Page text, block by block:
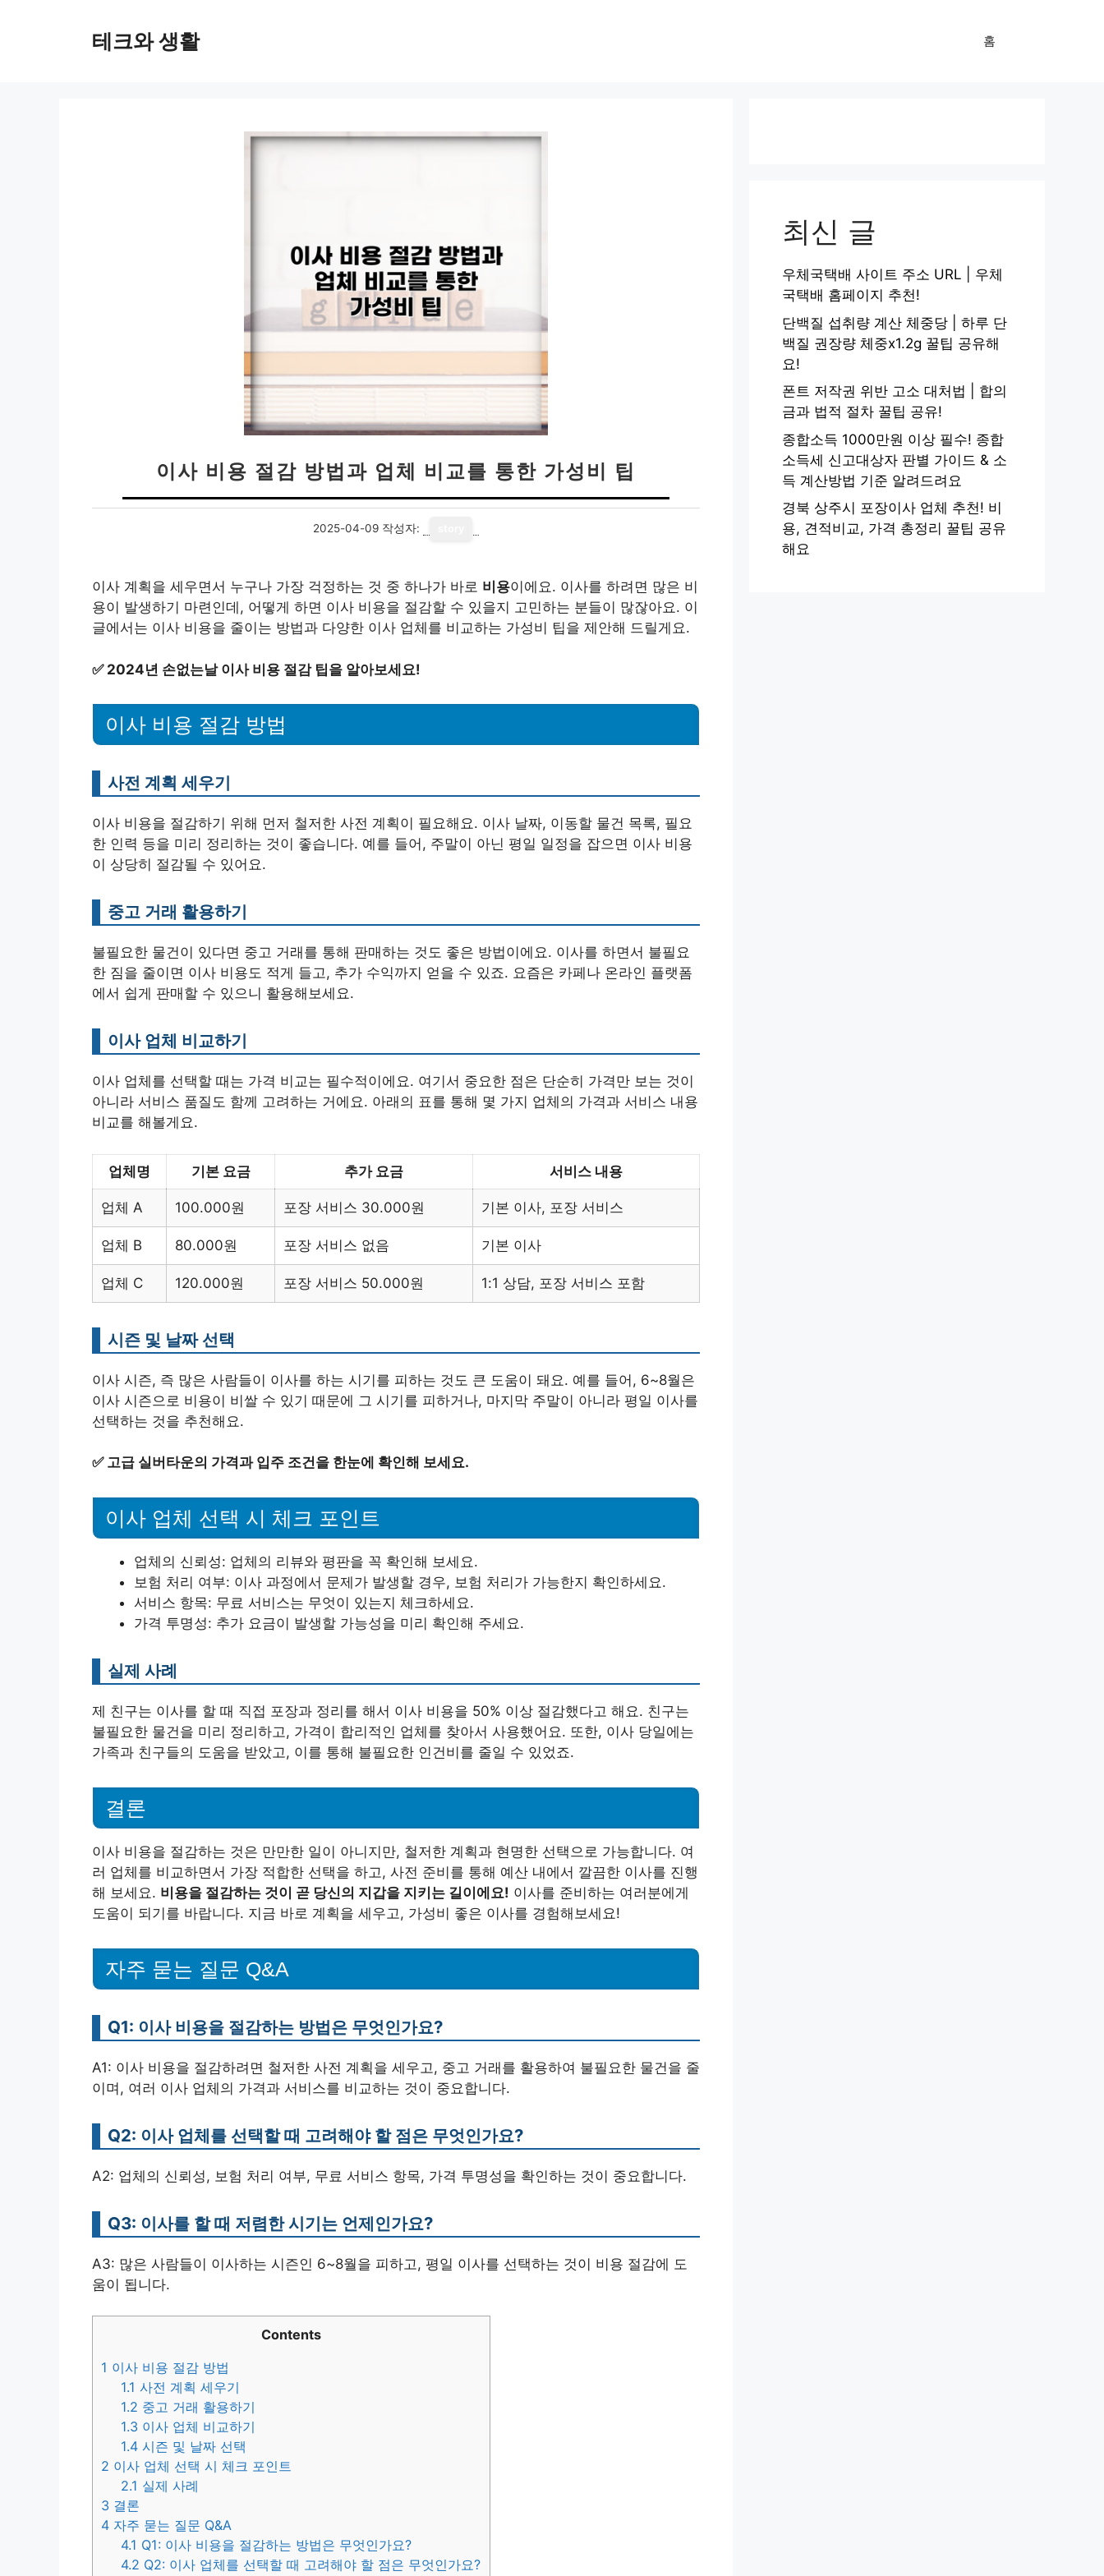
테크와 생활 홈
이사 비용 절감 방법과 업체 비교를 통한 가성비 팁
2025-04-09 작성자:
이사 계획을 세우면서 누구나 가장 걱정하는 것 중 하나가 바로 비용이에요. 이사를 하려면 많은 비
용이 발생하기 마련인데, 어떻게 하면 이사 비용을 절감할 수 있을지 고민하는 분들이 많잖아요. 이
글에서는 이사 비용을 줄이는 방법과 다양한 이사 업체를 비교하는 가성비 팁을 제안해 드릴게요.
✅ 2024년 손없는날 이사 비용 절감 팁을 알아보세요!
이사 비용 절감 방법
사전 계획 세우기
이사 비용을 절감하기 위해 먼저 철저한 사전 계획이 필요해요. 이사 날짜, 이동할 물건 목록, 필요
한 인력 등을 미리 정리하는 것이 좋습니다. 예를 들어, 주말이 아닌 평일 일정을 잡으면 이사 비용
이 상당히 절감될 수 있어요.
중고 거래 활용하기
불필요한 물건이 있다면 중고 거래를 통해 판매하는 것도 좋은 방법이에요. 이사를 하면서 불필요
한 짐을 줄이면 이사 비용도 적게 들고, 추가 수익까지 얻을 수 있죠. 요즘은 카페나 온라인 플랫폼
에서 쉽게 판매할 수 있으니 활용해보세요.
이사 업체 비교하기
이사 업체를 선택할 때는 가격 비교는 필수적이에요. 여기서 중요한 점은 단순히 가격만 보는 것이
아니라 서비스 품질도 함께 고려하는 거에요. 아래의 표를 통해 몇 가지 업체의 가격과 서비스 내용
비교를 해볼게요.
업체명 기본 요금 추가 요금 서비스 내용
업체 A 100.000원 포장 서비스 30.000원 기본 이사, 포장 서비스
업체 B 80.000원 포장 서비스 없음 기본 이사
업체 C 120.000원 포장 서비스 50.000원 1:1 상담, 포장 서비스 포함
시즌 및 날짜 선택
이사 시즌, 즉 많은 사람들이 이사를 하는 시기를 피하는 것도 큰 도움이 돼요. 예를 들어, 6~8월은
이사 시즌으로 비용이 비쌀 수 있기 때문에 그 시기를 피하거나, 마지막 주말이 아니라 평일 이사를
선택하는 것을 추천해요.
✅ 고급 실버타운의 가격과 입주 조건을 한눈에 확인해 보세요.
이사 업체 선택 시 체크 포인트
업체의 신뢰성: 업체의 리뷰와 평판을 꼭 확인해 보세요.
보험 처리 여부: 이사 과정에서 문제가 발생할 경우, 보험 처리가 가능한지 확인하세요.
서비스 항목: 무료 서비스는 무엇이 있는지 체크하세요.
가격 투명성: 추가 요금이 발생할 가능성을 미리 확인해 주세요.
실제 사례
제 친구는 이사를 할 때 직접 포장과 정리를 해서 이사 비용을 50% 이상 절감했다고 해요. 친구는
불필요한 물건을 미리 정리하고, 가격이 합리적인 업체를 찾아서 사용했어요. 또한, 이사 당일에는
가족과 친구들의 도움을 받았고, 이를 통해 불필요한 인건비를 줄일 수 있었죠.
결론
이사 비용을 절감하는 것은 만만한 일이 아니지만, 철저한 계획과 현명한 선택으로 가능합니다. 여
러 업체를 비교하면서 가장 적합한 선택을 하고, 사전 준비를 통해 예산 내에서 깔끔한 이사를 진행
해 보세요. 비용을 절감하는 것이 곧 당신의 지갑을 지키는 길이에요! 이사를 준비하는 여러분에게
도움이 되기를 바랍니다. 지금 바로 계획을 세우고, 가성비 좋은 이사를 경험해보세요!
자주 묻는 질문 Q&A
Q1: 이사 비용을 절감하는 방법은 무엇인가요?
A1: 이사 비용을 절감하려면 철저한 사전 계획을 세우고, 중고 거래를 활용하여 불필요한 물건을 줄
이며, 여러 이사 업체의 가격과 서비스를 비교하는 것이 중요합니다.
Q2: 이사 업체를 선택할 때 고려해야 할 점은 무엇인가요?
A2: 업체의 신뢰성, 보험 처리 여부, 무료 서비스 항목, 가격 투명성을 확인하는 것이 중요합니다.
Q3: 이사를 할 때 저렴한 시기는 언제인가요?
A3: 많은 사람들이 이사하는 시즌인 6~8월을 피하고, 평일 이사를 선택하는 것이 비용 절감에 도
움이 됩니다.
Contents
1 이사 비용 절감 방법
1.1 사전 계획 세우기
1.2 중고 거래 활용하기
1.3 이사 업체 비교하기
1.4 시즌 및 날짜 선택
2 이사 업체 선택 시 체크 포인트
2.1 실제 사례
3 결론
4 자주 묻는 질문 Q&A
4.1 Q1: 이사 비용을 절감하는 방법은 무엇인가요?
4.2 Q2: 이사 업체를 선택할 때 고려해야 할 점은 무엇인가요?
최신 글
우체국택배 사이트 주소 URL | 우체
국택배 홈페이지 추천!
단백질 섭취량 계산 체중당 | 하루 단
백질 권장량 체중x1.2g 꿀팁 공유해
요!
폰트 저작권 위반 고소 대처법 | 합의
금과 법적 절차 꿀팁 공유!
종합소득 1000만원 이상 필수! 종합
소득세 신고대상자 판별 가이드 & 소
득 계산방법 기준 알려드려요
경북 상주시 포장이사 업체 추천! 비
용, 견적비교, 가격 총정리 꿀팁 공유
해요